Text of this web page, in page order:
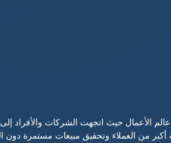
الأعمال حيث اتجهت الشركات والأفراد إلى
أكبر من العملاء وتحقيق مبيعات مستمرة دون